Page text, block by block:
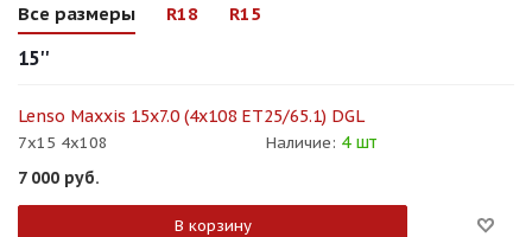
Все размеры R18 R15
15''
Lenso Maxxis 15x7.0 (4x108 ET25/65.1) DGL
7x15 4x108 Наличие: 4 шт
7 000 руб.
В корзину